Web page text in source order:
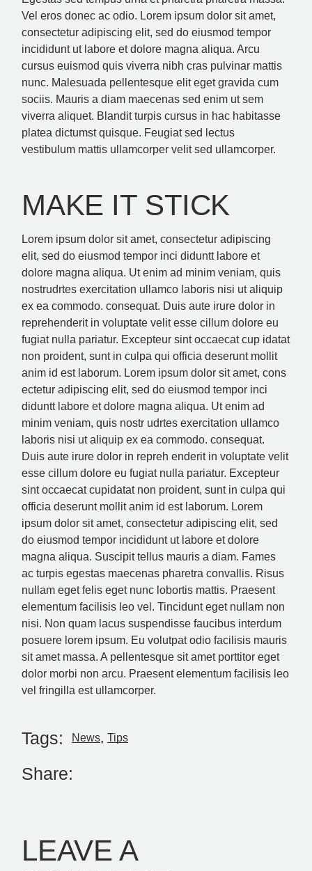
Vel eros donec ac odio. Lorem ipsum dolor sit amet,
consectetur adipiscing elit, sed do eiusmod tempor
incididunt ut labore et dolore magna aliqua. Arcu
cursus euismod quis viverra nibh cras pulvinar mattis
nunc. Malesuada pellentesque elit eget gravida cum
sociis. Mauris a diam maecenas sed enim ut sem
viverra aliquet. Blandit turpis cursus in hac habitasse
platea dictumst quisque. Feugiat sed lectus
vestibulum mattis ullamcorper velit sed ullamcorper.
MAKE IT STICK
Lorem ipsum dolor sit amet, consectetur adipiscing
elit, sed do eiusmod tempor inci diduntt labore et
dolore magna aliqua. Ut enim ad minim veniam, quis
nostrudrtes exercitation ullamco laboris nisi ut aliquip
ex ea commodo. consequat. Duis aute irure dolor in
reprehenderit in voluptate velit esse cillum dolore eu
fugiat nulla pariatur. Excepteur sint occaecat cup idatat
non proident, sunt in culpa qui officia deserunt mollit
anim id est laborum. Lorem ipsum dolor sit amet, cons
ectetur adipiscing elit, sed do eiusmod tempor inci
diduntt labore et dolore magna aliqua. Ut enim ad
minim veniam, quis nostr udrtes exercitation ullamco
laboris nisi ut aliquip ex ea commodo. consequat.
Duis aute irure dolor in repreh enderit in voluptate velit
esse cillum dolore eu fugiat nulla pariatur. Excepteur
sint occaecat cupidatat non proident, sunt in culpa qui
officia deserunt mollit anim id est laborum. Lorem
ipsum dolor sit amet, consectetur adipiscing elit, sed
do eiusmod tempor incididunt ut labore et dolore
magna aliqua. Suscipit tellus mauris a diam. Fames
ac turpis egestas maecenas pharetra convallis. Risus
nullam eget felis eget nunc lobortis mattis. Praesent
elementum facilisis leo vel. Tincidunt eget nullam non
nisi. Non quam lacus suspendisse faucibus interdum
posuere lorem ipsum. Eu volutpat odio facilisis mauris
sit amet massa. A pellentesque sit amet porttitor eget
dolor morbi non arcu. Praesent elementum facilisis leo
vel fringilla est ullamcorper.
Tags: News Tips
Share:
LEAVE A